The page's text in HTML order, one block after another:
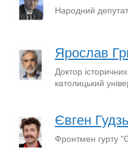
Народний
Ярослав
Доктор
католицький
Євген Гудзь
Фронтмен гурту